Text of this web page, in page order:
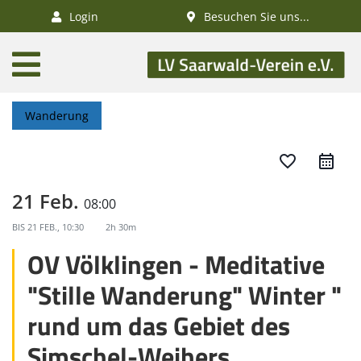
Login Besuchen Sie uns...
AKTUELLES
Aktivitätenkalender
Veranstaltungen
GESUNDHEIT
Gesundheitswandern
Wanderabzeichen
NATUR
/
Wanderung
favorite_border
21 Feb. 08:00
BIS 21 FEB., 10:30 2h 30m
OV Völklingen - Meditative
"Stille Wanderung" Winter "
rund um das Gebiet des